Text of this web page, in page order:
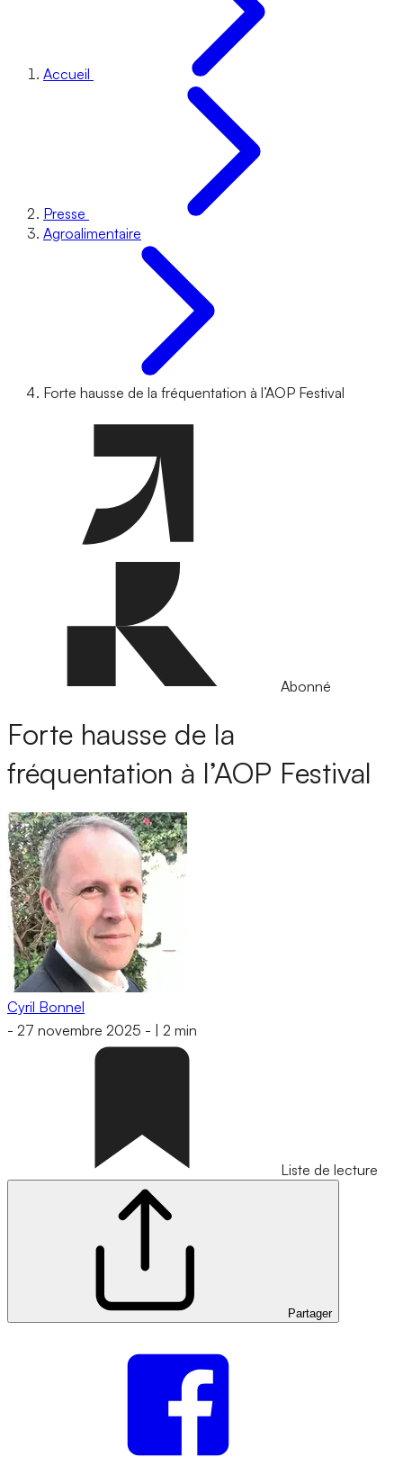
Accueil
Presse
Agroalimentaire
Forte hausse de la fréquentation à l’AOP Festival
Abonné
Forte hausse de la
fréquentation à l’AOP Festival
Cyril Bonnel
- 27 novembre 2025 - 2 min
Liste de lecture
Partager